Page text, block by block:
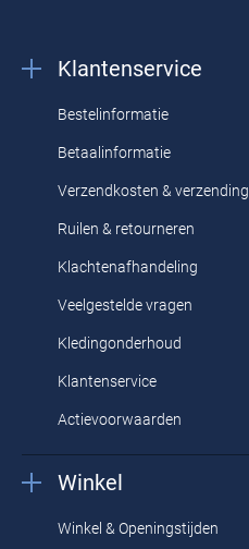
Klantenservice
Bestelinformatie
Betaalinformatie
Verzendkosten & verzending
Ruilen & retourneren
Klachtenafhandeling
Veelgestelde vragen
Kledingonderhoud
Klantenservice
Actievoorwaarden
Winkel
Winkel & Openingstijden